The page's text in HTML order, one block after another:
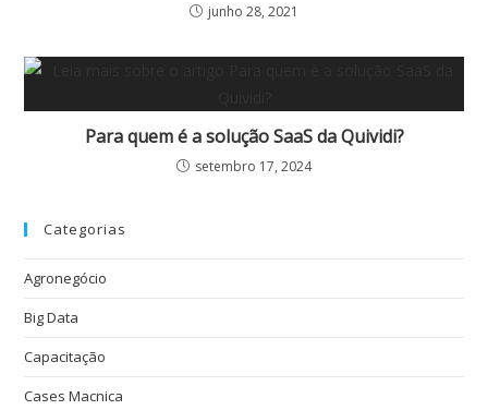
junho 28, 2021
Para quem é a solução SaaS da Quividi?
setembro 17, 2024
Categorias
Agronegócio
Big Data
Capacitação
Cases Macnica